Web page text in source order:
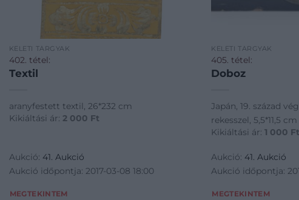
KELETI TÁRGYAK
402. tétel:
Textil
aranyfestett textil, 26*232 cm
Kikiáltási ár: 2 000 Ft
Aukció: 41. Aukció
Aukció időpontja: 2017-03-08 18:00
MEGTEKINTEM
KELETI TÁRGYAK
405. tétel:
Doboz
Japán, 19. század
rekesszel, 5,5*11,5 cm
Kikiáltási ár:1 000 Ft
Aukció: 41. Aukció
Aukció időpontja:
MEGTEKINTEM